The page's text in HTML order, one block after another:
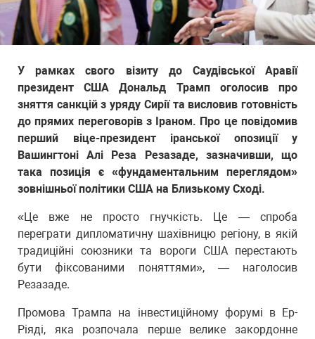
У рамках свого візиту до Саудівської Аравії
президент США Дональд Трамп оголосив про
зняття санкцій з уряду Сирії та висловив готовність
до прямих переговорів з Іраном. Про це повідомив
перший віце-президент іранської опозиції у
Вашингтоні Алі Реза Резазаде, зазначивши, що
така позиція є «фундаментальним переглядом»
зовнішньої політики США на Близькому Сході.
«Це вже не просто гнучкість. Це — спроба
переграти дипломатичну шахівницю регіону, в якій
традиційні союзники та вороги США перестають
бути фіксованими поняттями», — наголосив
Резазаде.
Промова Трампа на інвестиційному форумі в Ер-
Ріяді, яка розпочала перше велике закордонне